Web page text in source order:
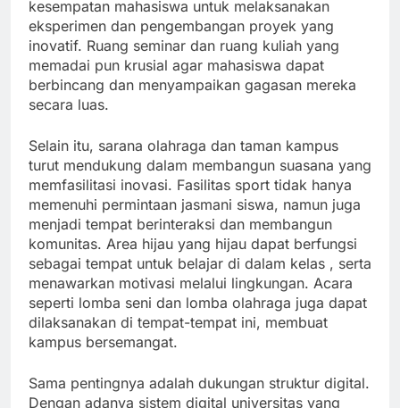
kesempatan mahasiswa untuk melaksanakan
eksperimen dan pengembangan proyek yang
inovatif. Ruang seminar dan ruang kuliah yang
memadai pun krusial agar mahasiswa dapat
berbincang dan menyampaikan gagasan mereka
secara luas.
Selain itu, sarana olahraga dan taman kampus
turut mendukung dalam membangun suasana yang
memfasilitasi inovasi. Fasilitas sport tidak hanya
memenuhi permintaan jasmani siswa, namun juga
menjadi tempat berinteraksi dan membangun
komunitas. Area hijau yang hijau dapat berfungsi
sebagai tempat untuk belajar di dalam kelas , serta
menawarkan motivasi melalui lingkungan. Acara
seperti lomba seni dan lomba olahraga juga dapat
dilaksanakan di tempat-tempat ini, membuat
kampus bersemangat.
Sama pentingnya adalah dukungan struktur digital.
Dengan adanya sistem digital universitas yang